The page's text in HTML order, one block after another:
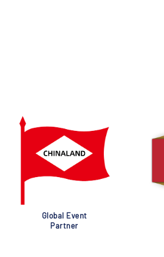
Global Event
Partner